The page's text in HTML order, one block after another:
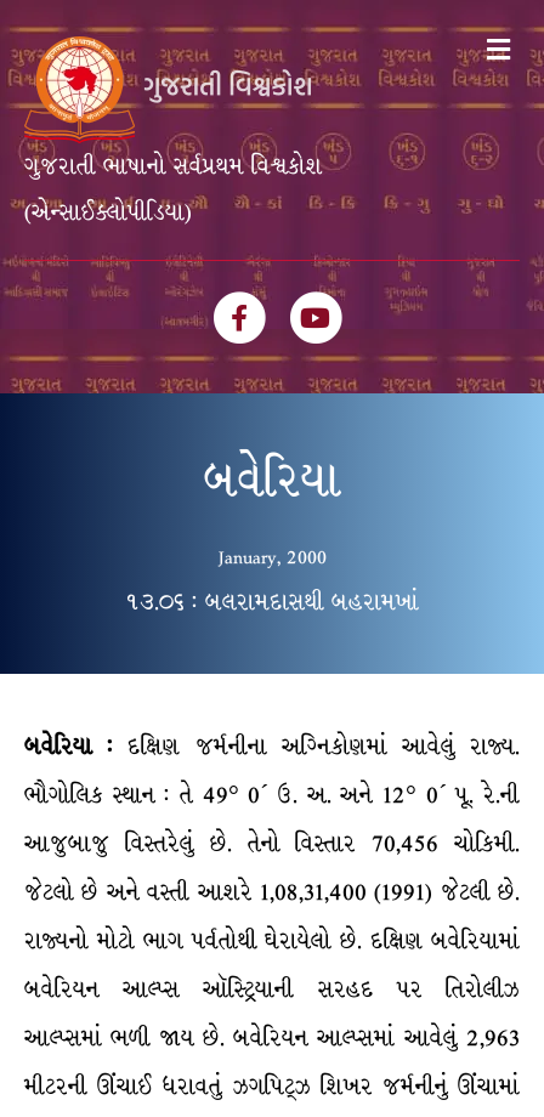
ગુજરાતી ભાષાનો સર્વપ્રથમ વિશ્વકોશ
(એન્સાઈક્લોપીડિયા)
FacebookYoutube
બવેરિયા
January, 2000
૧૩.૦૬ : બલરામદાસથી બહરામખાં
બવેરિયા : દક્ષિણ જર્મનીના અગ્નિકોણમાં આવેલું રાજ્ય.
ભૌગોલિક સ્થાન : તે 49° 0´ ઉ. અ. અને 12° 0´ પૂ. રે.ની
આજુબાજુ વિસ્તરેલું છે. તેનો વિસ્તાર 70,456 ચોકિમી.
જેટલો છે અને વસ્તી આશરે 1,08,31,400 (1991) જેટલી છે.
રાજ્યનો મોટો ભાગ પર્વતોથી ઘેરાયેલો છે. દક્ષિણ બવેરિયામાં
બવેરિયન આલ્પ્સ ઑસ્ટ્રિયાની સરહદ પર તિરોલીઝ
આલ્પ્સમાં ભળી જાય છે. બવેરિયન આલ્પ્સમાં આવેલું 2,963
મીટરની ઊંચાઈ ધરાવતું ઝગપિટ્ઝ શિખર જર્મનીનું ઊંચામાં